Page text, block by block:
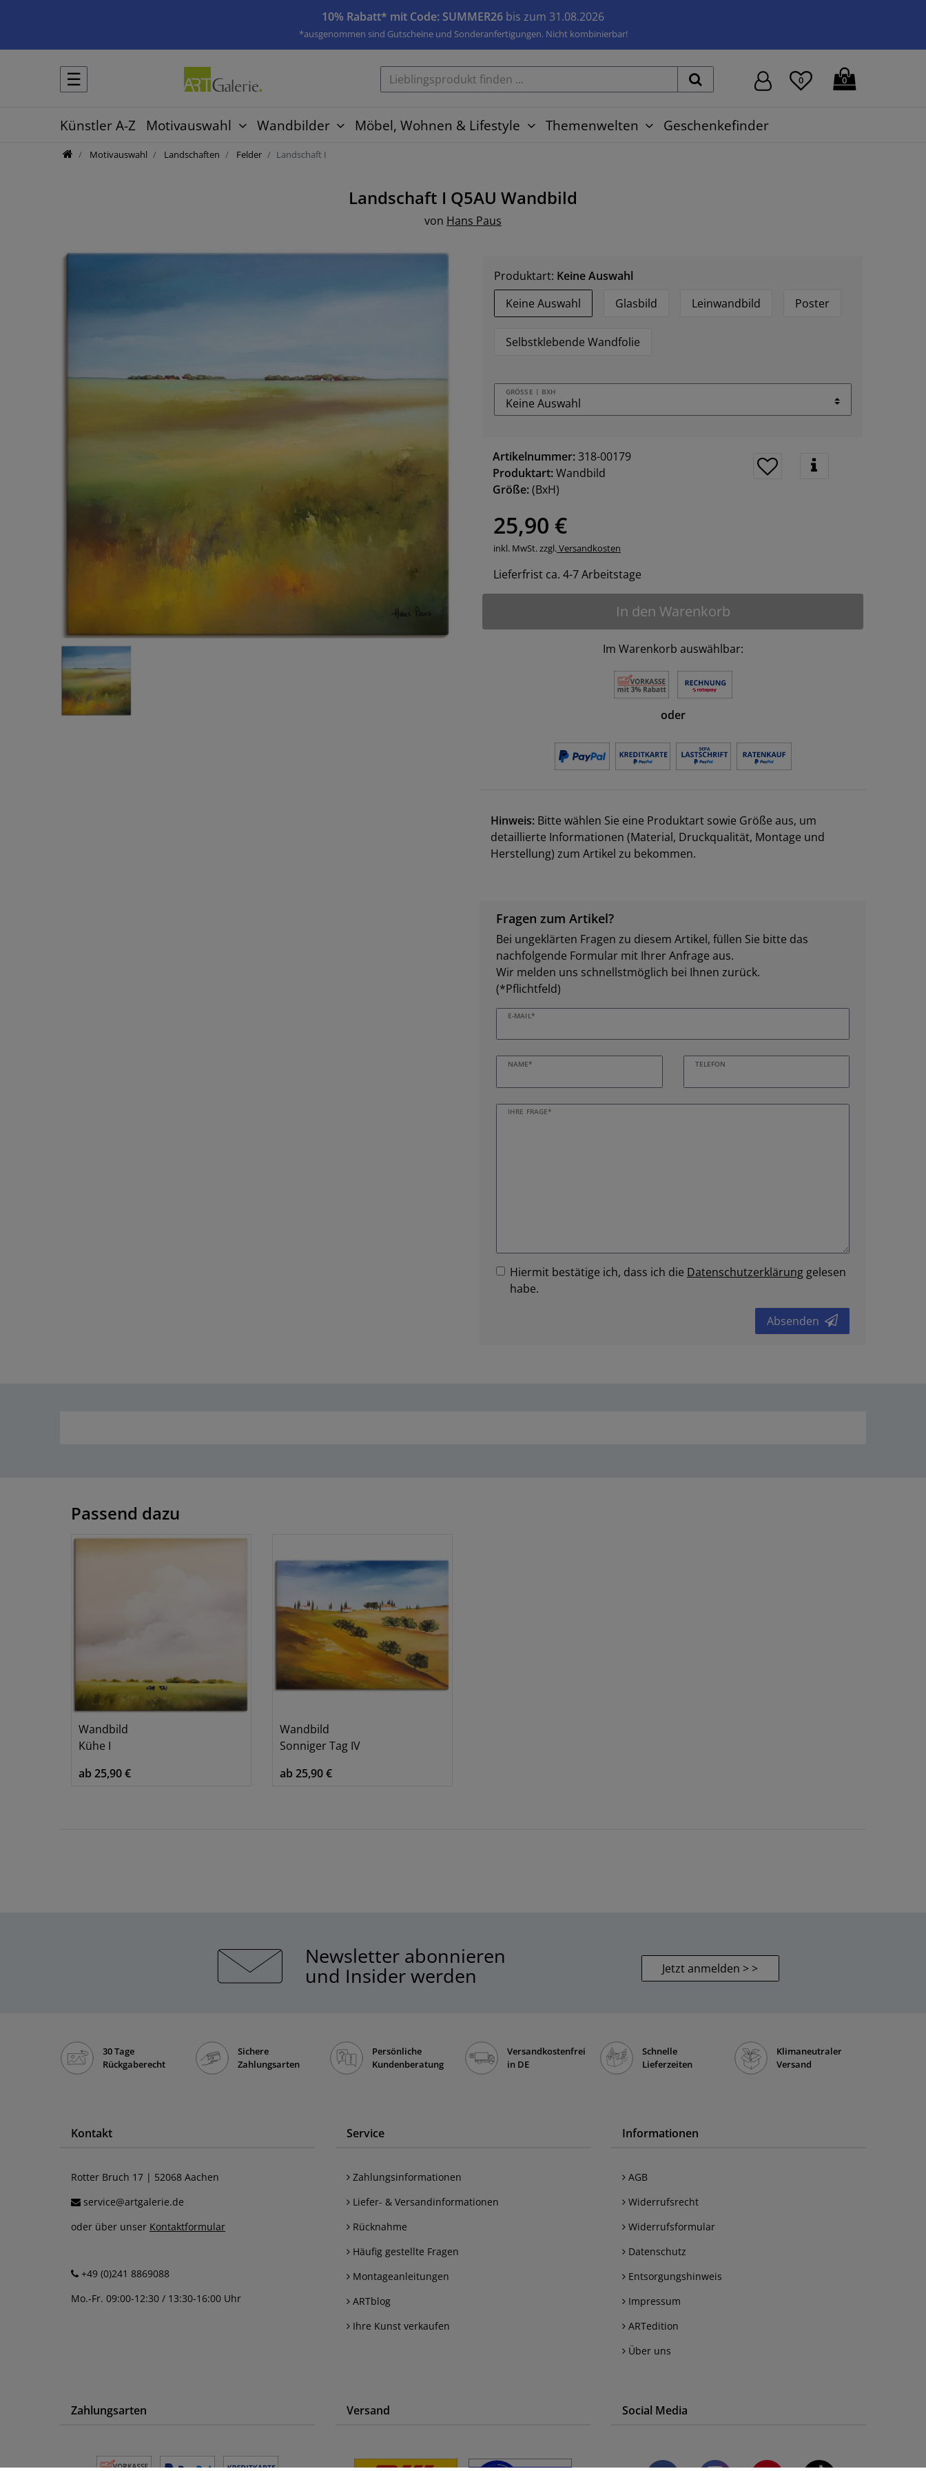
10% Rabatt* mit Code: SUMMER26 bis zum 31.08.2026
*ausgenommen sind Gutscheine und Sonderanfertigungen. Nicht kombinierbar!
☰ 0 0
Künstler A-Z Motivauswahl Wandbilder Möbel, Wohnen & Lifestyle Themenwelten Geschenkefinder
Motivauswahl Landschaften Felder Landschaft I
Landschaft I Q5AU Wandbild
von Hans Paus
Produktart: Keine Auswahl
Keine Auswahl
Glasbild Leinwandbild Poster
Selbstklebende Wandfolie
GRÖSSE | BXH
Artikelnummer:318-00179
Produktart:Wandbild
Größe:(BxH)
25,90 €
inkl. MwSt. zzgl. Versandkosten
Lieferfrist ca. 4-7 Arbeitstage
In den Warenkorb
Im Warenkorb auswählbar:
oder
Hinweis: Bitte wählen Sie eine Produktart sowie Größe aus, um
detaillierte Informationen (Material, Druckqualität, Montage und
Herstellung) zum Artikel zu bekommen.
Fragen zum Artikel?
Bei ungeklärten Fragen zu diesem Artikel, füllen Sie bitte das
nachfolgende Formular mit Ihrer Anfrage aus.
Wir melden uns schnellstmöglich bei Ihnen zurück.
(*Pflichtfeld)
E-MAIL*
NAME* TELEFON
IHRE FRAGE*
Hiermit bestätige ich, dass ich die Daten­schutz­erklärung gelesen
habe.
Absenden
Passend dazu
Wandbild
Kühe I
ab 25,90 €
Wandbild
Sonniger Tag IV
ab 25,90 €
Newsletter abonnieren
und Insider werden Jetzt anmelden > >
30 Tage
Rückgaberecht
Sichere
Zahlungsarten
Persönliche
Kundenberatung
Versandkostenfrei
in DE
Schnelle
Lieferzeiten
Klimaneutraler
Versand
Kontakt
Rotter Bruch 17 | 52068 Aachen
service@artgalerie.de
oder über unser Kontaktformular
+49 (0)241 8869088
Mo.-Fr. 09:00-12:30 / 13:30-16:00 Uhr
Service
Zahlungsinformationen
Liefer- & Versandinformationen
Rücknahme
Häufig gestellte Fragen
Montageanleitungen
ARTblog
Ihre Kunst verkaufen
Informationen
AGB
Widerrufsrecht
Widerrufsformular
Datenschutz
Entsorgungshinweis
Impressum
ARTedition
Über uns
Zahlungsarten Versand Social Media